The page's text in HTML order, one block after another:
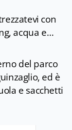
con
acqua e…
del parco
ed è
e sacchetti